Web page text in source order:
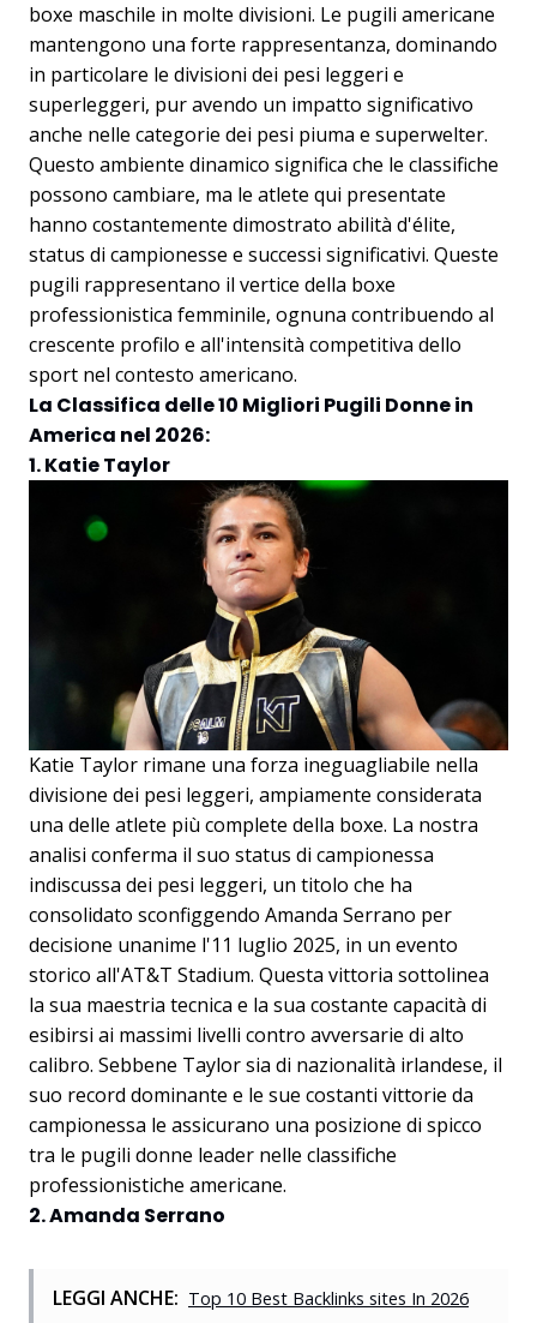
boxe maschile in molte divisioni. Le pugili americane
mantengono una forte rappresentanza, dominando
in particolare le divisioni dei pesi leggeri e
superleggeri, pur avendo un impatto significativo
anche nelle categorie dei pesi piuma e superwelter.
Questo ambiente dinamico significa che le classifiche
possono cambiare, ma le atlete qui presentate
hanno costantemente dimostrato abilità d'élite,
status di campionesse e successi significativi. Queste
pugili rappresentano il vertice della boxe
professionistica femminile, ognuna contribuendo al
crescente profilo e all'intensità competitiva dello
sport nel contesto americano.
La Classifica delle 10 Migliori Pugili Donne in
America nel 2026:
1. Katie Taylor
Katie Taylor rimane una forza ineguagliabile nella
divisione dei pesi leggeri, ampiamente considerata
una delle atlete più complete della boxe. La nostra
analisi conferma il suo status di campionessa
indiscussa dei pesi leggeri, un titolo che ha
consolidato sconfiggendo Amanda Serrano per
decisione unanime l'11 luglio 2025, in un evento
storico all'AT&T Stadium. Questa vittoria sottolinea
la sua maestria tecnica e la sua costante capacità di
esibirsi ai massimi livelli contro avversarie di alto
calibro. Sebbene Taylor sia di nazionalità irlandese, il
suo record dominante e le sue costanti vittorie da
campionessa le assicurano una posizione di spicco
tra le pugili donne leader nelle classifiche
professionistiche americane.
2. Amanda Serrano
LEGGI ANCHE: Top 10 Best Backlinks sites In 2026